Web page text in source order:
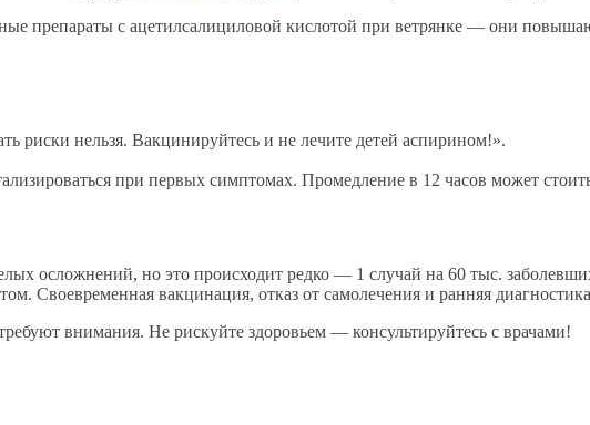
препараты с ацетилсалициловой кислотой при ветрянке — они
риски нельзя. Вакцинируйтесь и не лечите детей аспирином!».
при первых симптомах. Промедление в 12 часов может
осложнений, но это происходит редко — 1 случай на 60 тыс.
Своевременная вакцинация, отказ от самолечения и ранняя
внимания. Не рискуйте здоровьем — консультируйтесь с врачами!